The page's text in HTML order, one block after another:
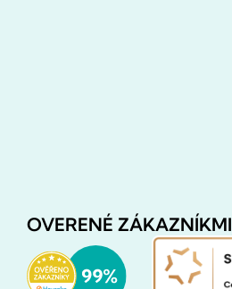
OVERENÉ ZÁKAZNÍKMI